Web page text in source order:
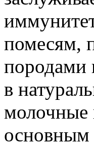
помесям,
породами
в
молочные
основным